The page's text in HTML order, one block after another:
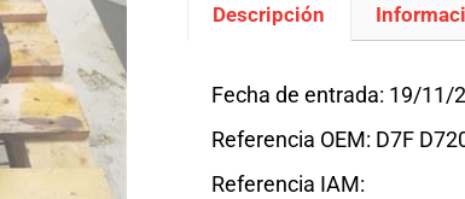
Descripción
Fecha de entrada: 19/11/
Referencia OEM: D7F
Referencia IAM: